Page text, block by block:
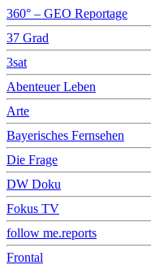
360° – GEO Reportage
37 Grad
3sat
Abenteuer Leben
Arte
Bayerisches Fernsehen
Die Frage
DW Doku
Fokus TV
follow me.reports
Frontal